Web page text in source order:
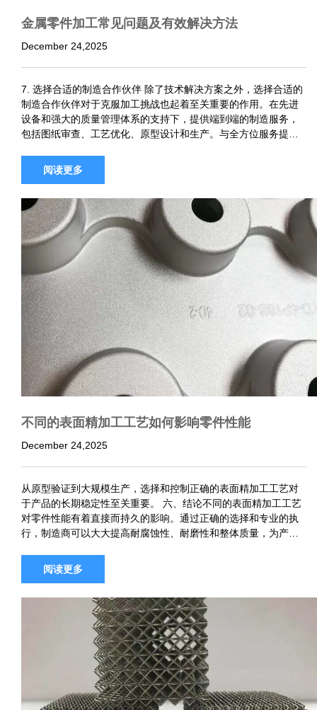
金属零件加工常见问题及有效解决方法
December 24,2025
7. 选择合适的制造合作伙伴 除了技术解决方案之外，选择合适的
制造合作伙伴对于克服加工挑战也起着至关重要的作用。在先进
设备和强大的质量管理体系的支持下，提供端到端的制造服务，
包括图纸审查、工艺优化、原型设计和生产。与全方位服务提供
集成，减少装配…
阅读更多
不同的表面精加工工艺如何影响零件性能
December 24,2025
从原型验证到大规模生产，选择和控制正确的表面精加工工艺对
于产品的长期稳定性至关重要。 六、结论不同的表面精加工工艺
对零件性能有着直接而持久的影响。通过正确的选择和专业的执
行，制造商可以大大提高耐腐蚀性、耐磨性和整体质量，为产品
越集成，与经验丰富…
阅读更多